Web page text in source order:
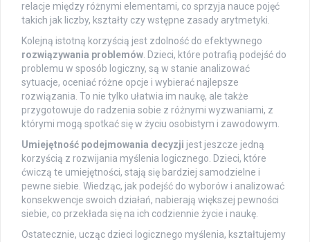
relacje między różnymi elementami, co sprzyja nauce pojęć
takich jak liczby, kształty czy wstępne zasady arytmetyki.
Kolejną istotną korzyścią jest zdolność do efektywnego
rozwiązywania problemów. Dzieci, które potrafią podejść do
problemu w sposób logiczny, są w stanie analizować
sytuacje, oceniać różne opcje i wybierać najlepsze
rozwiązania. To nie tylko ułatwia im naukę, ale także
przygotowuje do radzenia sobie z różnymi wyzwaniami, z
którymi mogą spotkać się w życiu osobistym i zawodowym.
Umiejętność podejmowania decyzji jest jeszcze jedną
korzyścią z rozwijania myślenia logicznego. Dzieci, które
ćwiczą te umiejętności, stają się bardziej samodzielne i
pewne siebie. Wiedząc, jak podejść do wyborów i analizować
konsekwencje swoich działań, nabierają większej pewności
siebie, co przekłada się na ich codziennie życie i naukę.
Ostatecznie, ucząc dzieci logicznego myślenia, kształtujemy